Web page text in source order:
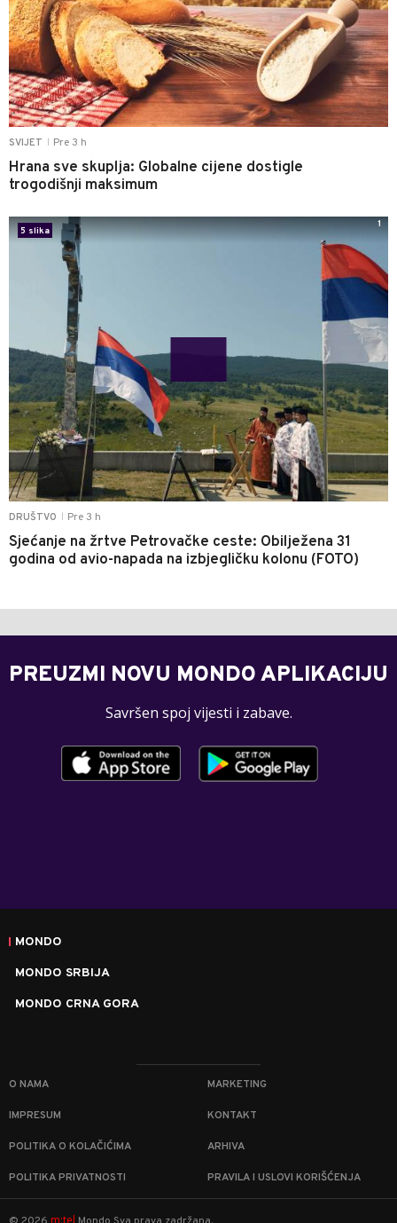
SVIJET Pre 3 h
Hrana sve skuplja: Globalne cijene dostigle
trogodišnji maksimum
DRUŠTVO Pre 3 h
Sjećanje na žrtve Petrovačke ceste: Obilježena 31
godina od avio-napada na izbjegličku kolonu (FOTO)
5 slika
1
PREUZMI NOVU MONDO APLIKACIJU
Savršen spoj vijesti i zabave.
MONDO
MONDO SRBIJA
MONDO CRNA GORA
O NAMA MARKETING
IMPRESUM KONTAKT
POLITIKA O KOLAČIĆIMA ARHIVA
POLITIKA PRIVATNOSTI PRAVILA I USLOVI KORIŠĆENJA
m:tel